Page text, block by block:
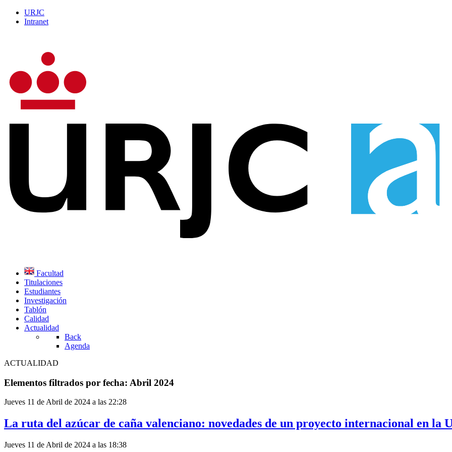
URJC
Intranet
Facultad
Titulaciones
Estudiantes
Investigación
Tablón
Calidad
Actualidad
Back
Agenda
ACTUALIDAD
Elementos filtrados por fecha: Abril 2024
Jueves 11 de Abril de 2024 a las 22:28
La ruta del azúcar de caña valenciano: novedades de un proyecto internacional en la
Jueves 11 de Abril de 2024 a las 18:38